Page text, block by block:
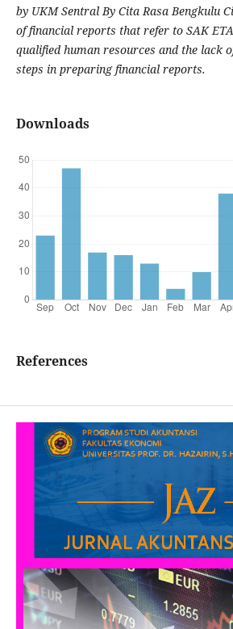
by UKM Sentral By Cita Rasa Bengkulu
of financial reports that refer to SAK
qualified human resources and the lack
steps in preparing financial reports.
Downloads
References